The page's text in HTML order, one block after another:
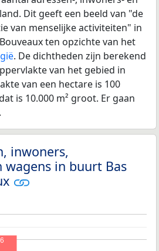
Dit geeft een beeld van "de
van menselijke activiteiten" in
ten opzichte van het
. De dichtheden zijn berekend
van het gebied in
van een hectare is 100
is 10.000 m² groot. Er gaan
inwoners,
wagens in buurt Bas